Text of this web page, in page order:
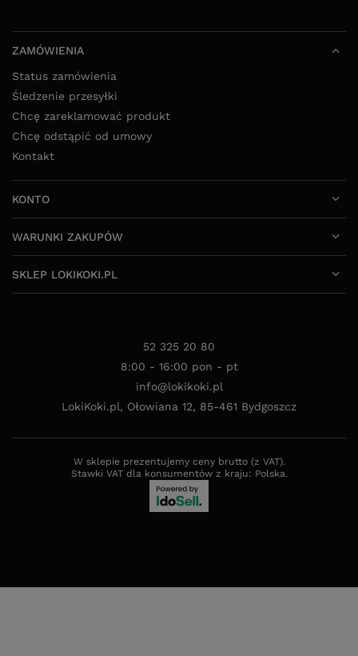
ZAMÓWIENIA
Status zamówienia
Śledzenie przesyłki
Chcę zareklamować produkt
Chcę odstąpić od umowy
Kontakt
KONTO
WARUNKI ZAKUPÓW
SKLEP LOKIKOKI.PL
52 325 20 80
8:00 - 16:00 pon - pt
info@lokikoki.pl
LokiKoki.pl, Ołowiana 12, 85-461 Bydgoszcz
W sklepie prezentujemy ceny brutto (z VAT).
Stawki VAT dla konsumentów z kraju: Polska.